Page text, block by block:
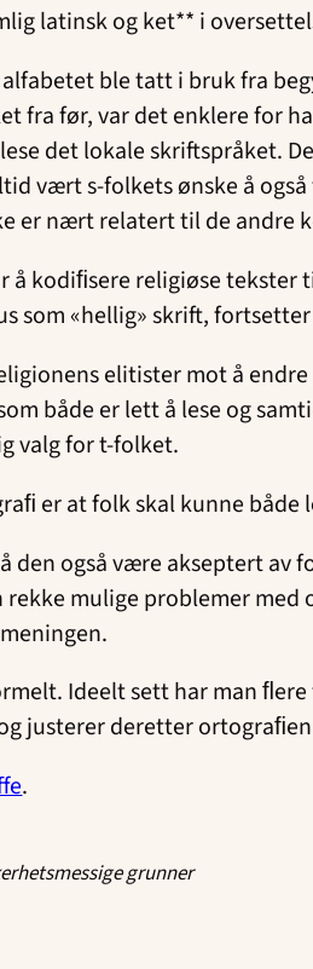
latinsk og ket** i
ble tatt i bruk fra
fra før, var det enklere for
det lokale skriftspråket.
vært s-folkets ønske å
er nært relatert til de andre
kodiﬁsere religiøse
som «hellig» skrift, fortsetter
elitister mot å
både er lett å lese og
valg for t-folket.
er at folk skal kunne både
den også være akseptert
mulige problemer
Ideelt sett har man
justerer deretter
.
grunner